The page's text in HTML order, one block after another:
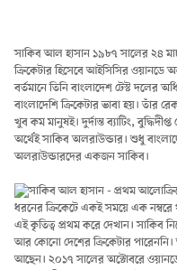
সাকিব আল হাসান ১৯৮৭ সালের ২৪
ক্রিকেটার হিসেবে আইসিসির ওয়ানডে
বর্তমানে তিনি বাংলাদেশ টেস্ট দলের
বাংলাদেশি ক্রিকেটার ভাবা হয়। তাঁর
খুব কম মানুষই। দুর্দান্ত ব্যাটিং,
অর্থেই সাকিব অলরাউন্ডার। শুধু
অলরাউন্ডারদের একজন সাকিব।
ধরনের ক্রিকেটে একই সময়ে এক নম্বরে
এই কৃতিত্ব প্রথম করে দেখান। সাকিব
আর কোনো দেশের ক্রিকেটার
আছেন। ২০১৭ সালের অক্টোবরে